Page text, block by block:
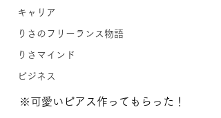
キャリア
りさのフリーランス物語
りさマインド
ビジネス
※可愛いピアス作ってもらった！